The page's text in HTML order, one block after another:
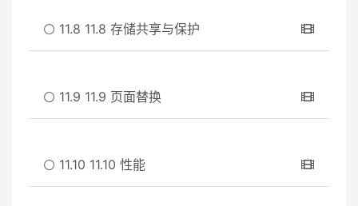
11.8 11.8 存储共享与保护
11.9 11.9 页面替换
11.10 11.10 性能